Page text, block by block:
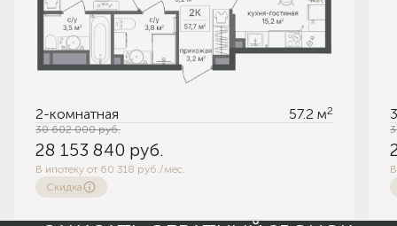
2-комнатная 57.2 м2
30 602 000руб.
28 153 840 руб.
В ипотеку от 60 318 руб./мес.
Скидка